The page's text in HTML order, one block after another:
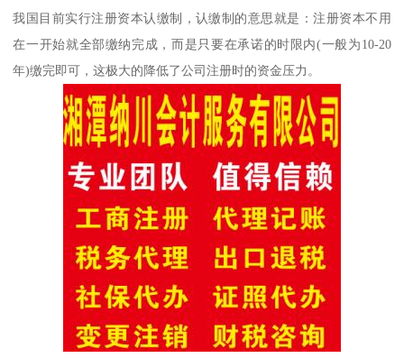
我国目前实行注册资本认缴制，认缴制的意思就是：注册资本不用
在一开始就全部缴纳完成，而是只要在承诺的时限内(一般为10-20
年)缴完即可，这极大的降低了公司注册时的资金压力。